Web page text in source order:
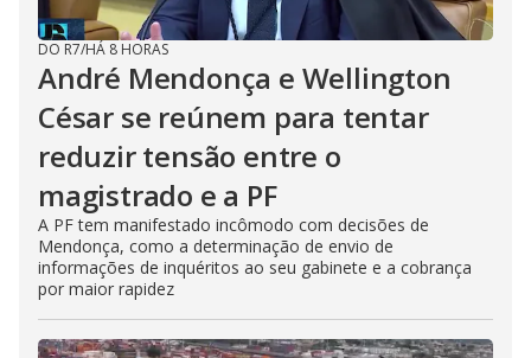
DO R7/HÁ 8 HORAS
André Mendonça e Wellington
César se reúnem para tentar
reduzir tensão entre o
magistrado e a PF
A PF tem manifestado incômodo com decisões de
Mendonça, como a determinação de envio de
informações de inquéritos ao seu gabinete e a cobrança
por maior rapidez